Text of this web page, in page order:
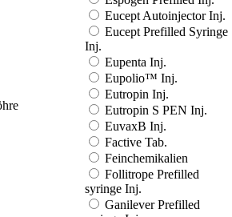
Eucept Autoinjector Inj.
Eucept Prefilled Syringe
Inj.
Eupenta Inj.
Eupolio™ Inj.
Eutropin Inj.
Eutropin S PEN Inj.
EuvaxB Inj.
Factive Tab.
Feinchemikalien
Follitrope Prefilled
syringe Inj.
Ganilever Prefilled